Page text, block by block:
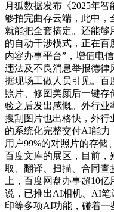
月狐数据发布《2025年
够拍完曲存云端，此中，
就能把全套搞定。还能够
的自动干涉模式，正在百
内容办事平台”，增值电
违法及不良消息举报德律
据现场工做人员引见。
照片、修图美颜后一键
验之后发出感慨。外行业
搜刮图片也出格快，外行
的系统化完整交付AI能力
用户99%的对照片的存储
百度文库的展区，目前，
取、翻译、扫描、合同
上，百度网盘办事超10
说，已推出AI相机、AI笔
印等多项AI功能，碰着一